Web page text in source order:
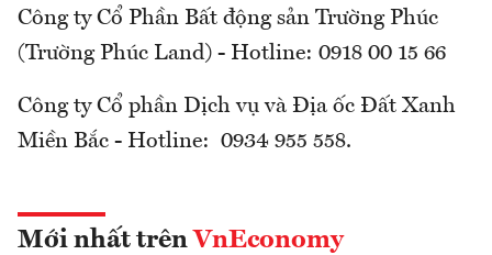
Công ty Cổ Phần Bất động sản Trường Phúc
(Trường Phúc Land) - Hotline: 0918 00 15 66
Công ty Cổ phần Dịch vụ và Địa ốc Đất Xanh
Miền Bắc - Hotline: 0934 955 558.
Mới nhất trên VnEconomy